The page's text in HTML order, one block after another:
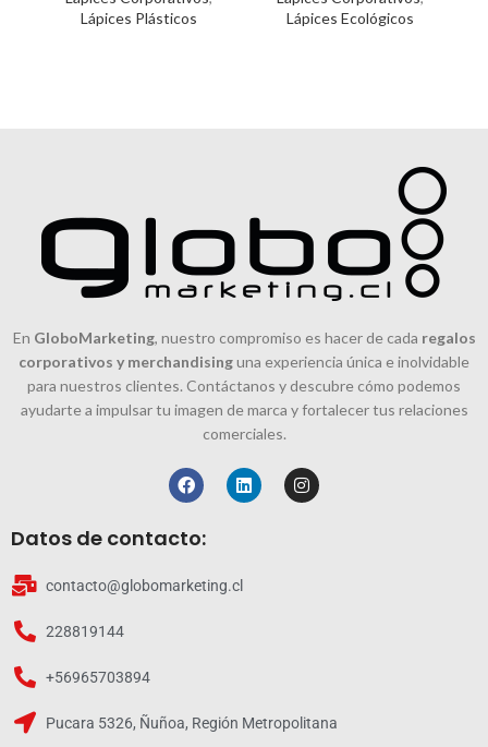
Lápices Plásticos
Lápices Ecológicos
En GloboMarketing, nuestro compromiso es hacer de cada regalos
corporativos y merchandisinguna experiencia única e inolvidable
para nuestros clientes. Contáctanos y descubre cómo podemos
ayudarte a impulsar tu imagen de marca y fortalecer tus relaciones
comerciales.
Datos de contacto:
contacto@globomarketing.cl
228819144
+56965703894
Pucara 5326, Ñuñoa, Región Metropolitana